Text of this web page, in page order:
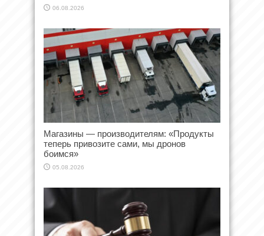
06.08.2026
Магазины — производителям: «Продукты
теперь привозите сами, мы дронов
боимся»
05.08.2026